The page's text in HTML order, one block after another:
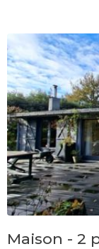
Maison - 2